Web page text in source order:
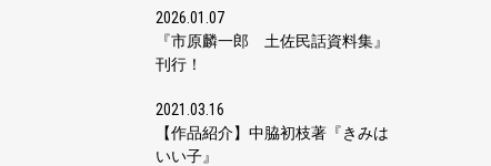
2026.01.07
『市原麟一郎 土佐民話資料集』
刊行！
2021.03.16
【作品紹介】中脇初枝著『きみは
いい子』